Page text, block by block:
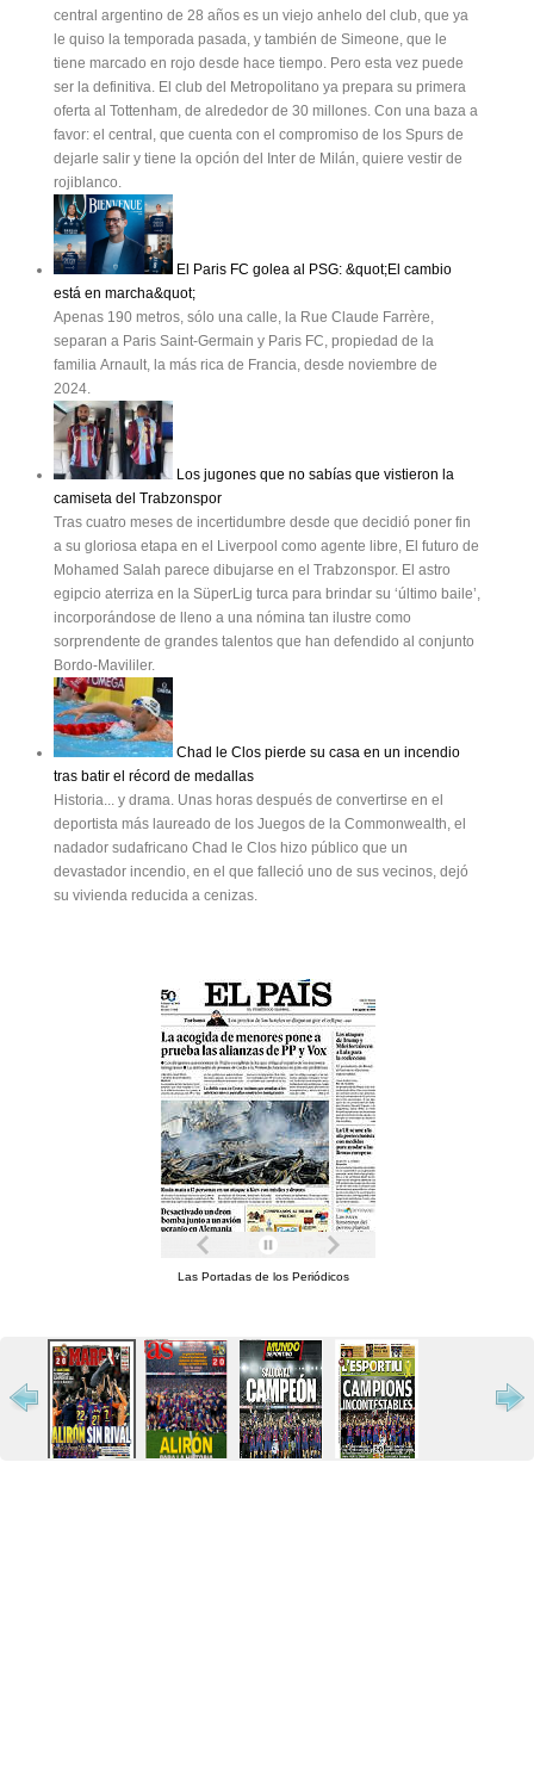
central argentino de 28 años es un viejo anhelo del club, que ya
le quiso la temporada pasada, y también de Simeone, que le
tiene marcado en rojo desde hace tiempo. Pero esta vez puede
ser la definitiva. El club del Metropolitano ya prepara su primera
oferta al Tottenham, de alrededor de 30 millones. Con una baza a
favor: el central, que cuenta con el compromiso de los Spurs de
dejarle salir y tiene la opción del Inter de Milán, quiere vestir de
rojiblanco.
El Paris FC golea al PSG: &quot;El cambio
está en marcha&quot;
Apenas 190 metros, sólo una calle, la Rue Claude Farrère,
separan a Paris Saint-Germain y Paris FC, propiedad de la
familia Arnault, la más rica de Francia, desde noviembre de
2024.
Los jugones que no sabías que vistieron la
camiseta del Trabzonspor
Tras cuatro meses de incertidumbre desde que decidió poner fin
a su gloriosa etapa en el Liverpool como agente libre, El futuro de
Mohamed Salah parece dibujarse en el Trabzonspor. El astro
egipcio aterriza en la SüperLig turca para brindar su ‘último baile’,
incorporándose de lleno a una nómina tan ilustre como
sorprendente de grandes talentos que han defendido al conjunto
Bordo-Mavililer.
Chad le Clos pierde su casa en un incendio
tras batir el récord de medallas
Historia... y drama. Unas horas después de convertirse en el
deportista más laureado de los Juegos de la Commonwealth, el
nadador sudafricano Chad le Clos hizo público que un
devastador incendio, en el que falleció uno de sus vecinos, dejó
su vivienda reducida a cenizas.
Las Portadas de los Periódicos